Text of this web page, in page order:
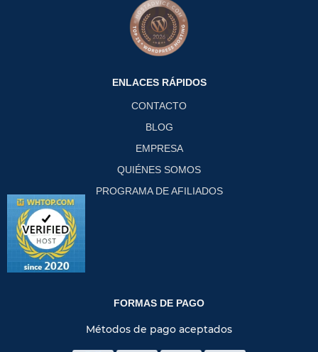
ENLACES RÁPIDOS
CONTACTO
BLOG
EMPRESA
QUIÉNES SOMOS
PROGRAMA DE AFILIADOS
FORMAS DE PAGO
Métodos de pago aceptados